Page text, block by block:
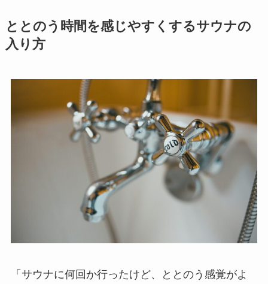
ととのう時間を感じやすくするサウナの
入り方
「サウナに何回か行ったけど、ととのう感覚がよ